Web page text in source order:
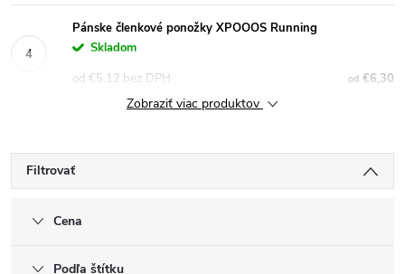
Pánske členkové ponožky XPOOOS Running
Skladom
od€6,30
od €5,12 bez DPH
Zobraziť viac produktov
Filtrovať
Cena
Podľa štítku